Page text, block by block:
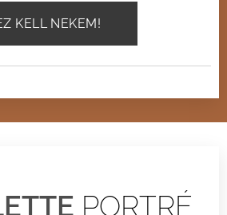
KELL NEKEM!
PORTRÉ